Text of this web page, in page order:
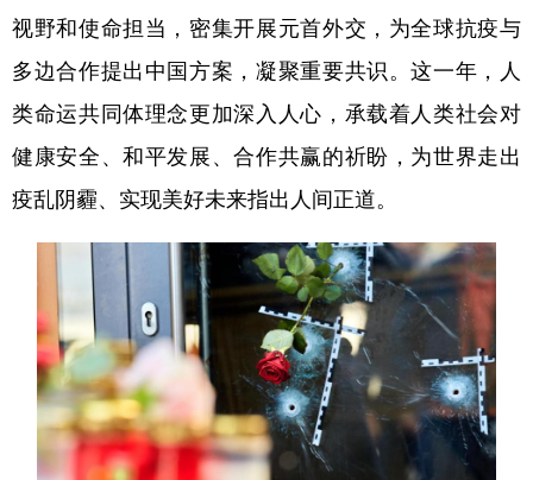
视野和使命担当，密集开展元首外交，为全球抗疫与
多边合作提出中国方案，凝聚重要共识。这一年，人
类命运共同体理念更加深入人心，承载着人类社会对
健康安全、和平发展、合作共赢的祈盼，为世界走出
疫乱阴霾、实现美好未来指出人间正道。